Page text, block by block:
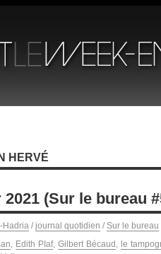
HERVÉ
(Sur le bureau
Hadria / journal quotidien / Sur le bureau
, Edith PIaf, Gilbert Bécaud , le